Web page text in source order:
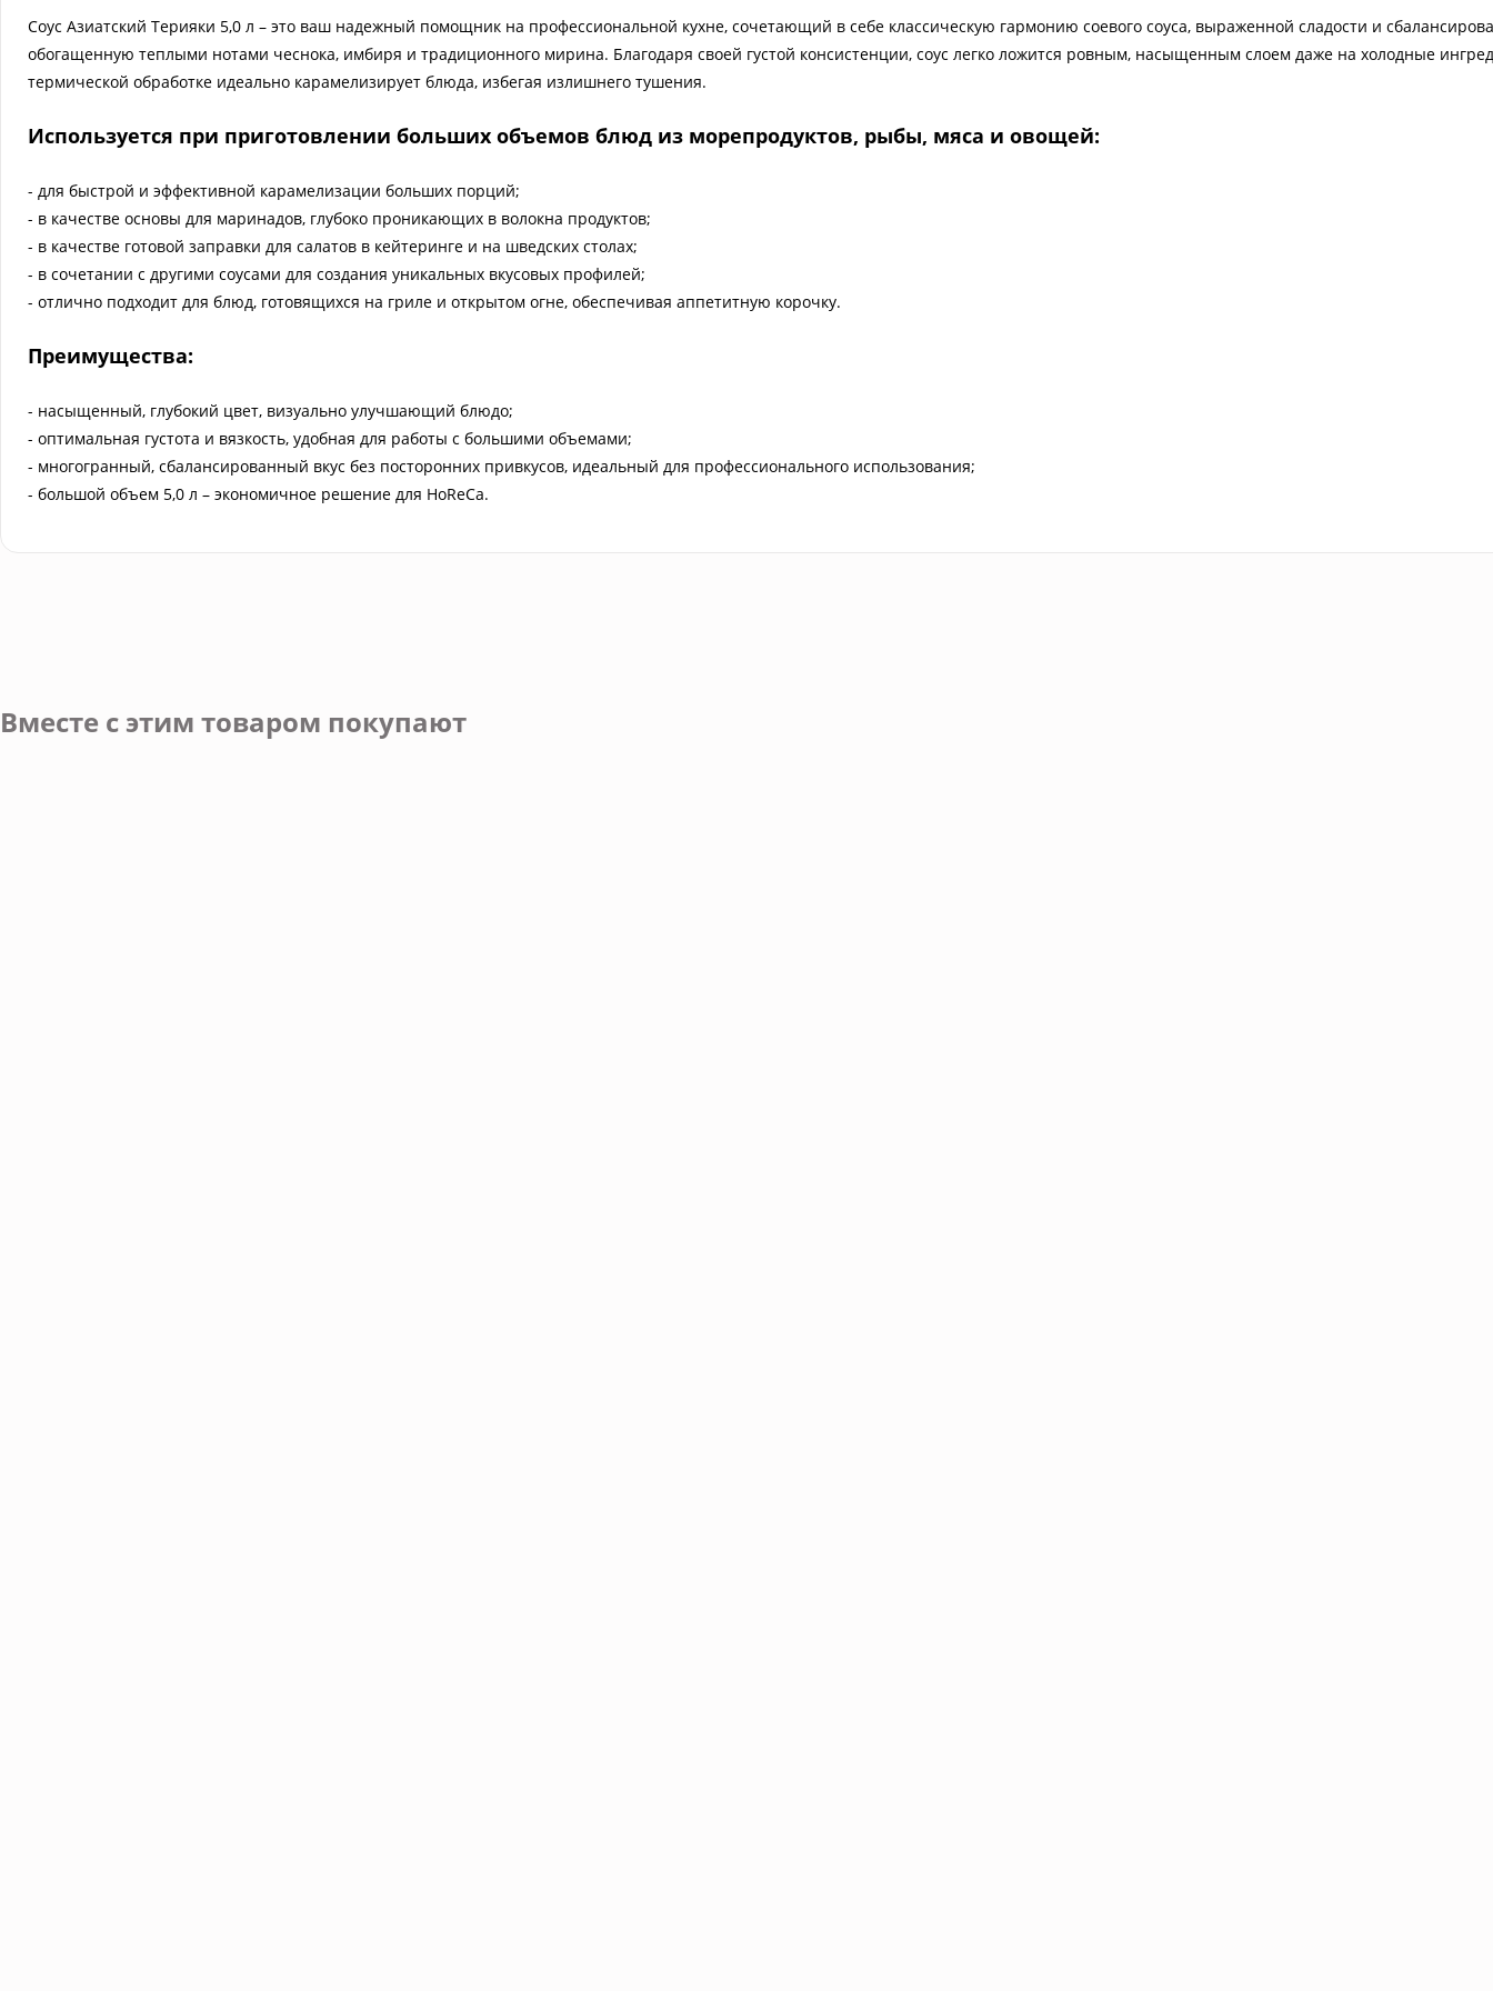
Соус Азиатский Терияки 5,0 л – это ваш надежный помощник на профессиональной кухне, сочетающий в себе классическую гармонию соевого соуса, выраженной сладости и
обогащенную теплыми нотами чеснока, имбиря и традиционного мирина. Благодаря своей густой консистенции, соус легко ложится ровным, насыщенным слоем даже на холодные
термической обработке идеально карамелизирует блюда, избегая излишнего тушения.
Используется при приготовлении больших объемов блюд из морепродуктов, рыбы, мяса и овощей:
- для быстрой и эффективной карамелизации больших порций;
- в качестве основы для маринадов, глубоко проникающих в волокна продуктов;
- в качестве готовой заправки для салатов в кейтеринге и на шведских столах;
- в сочетании с другими соусами для создания уникальных вкусовых профилей;
- отлично подходит для блюд, готовящихся на гриле и открытом огне, обеспечивая аппетитную корочку.
Преимущества:
- насыщенный, глубокий цвет, визуально улучшающий блюдо;
- оптимальная густота и вязкость, удобная для работы с большими объемами;
- многогранный, сбалансированный вкус без посторонних привкусов, идеальный для профессионального использования;
- большой объем 5,0 л – экономичное решение для HoReCa.
Вместе с этим товаром покупают